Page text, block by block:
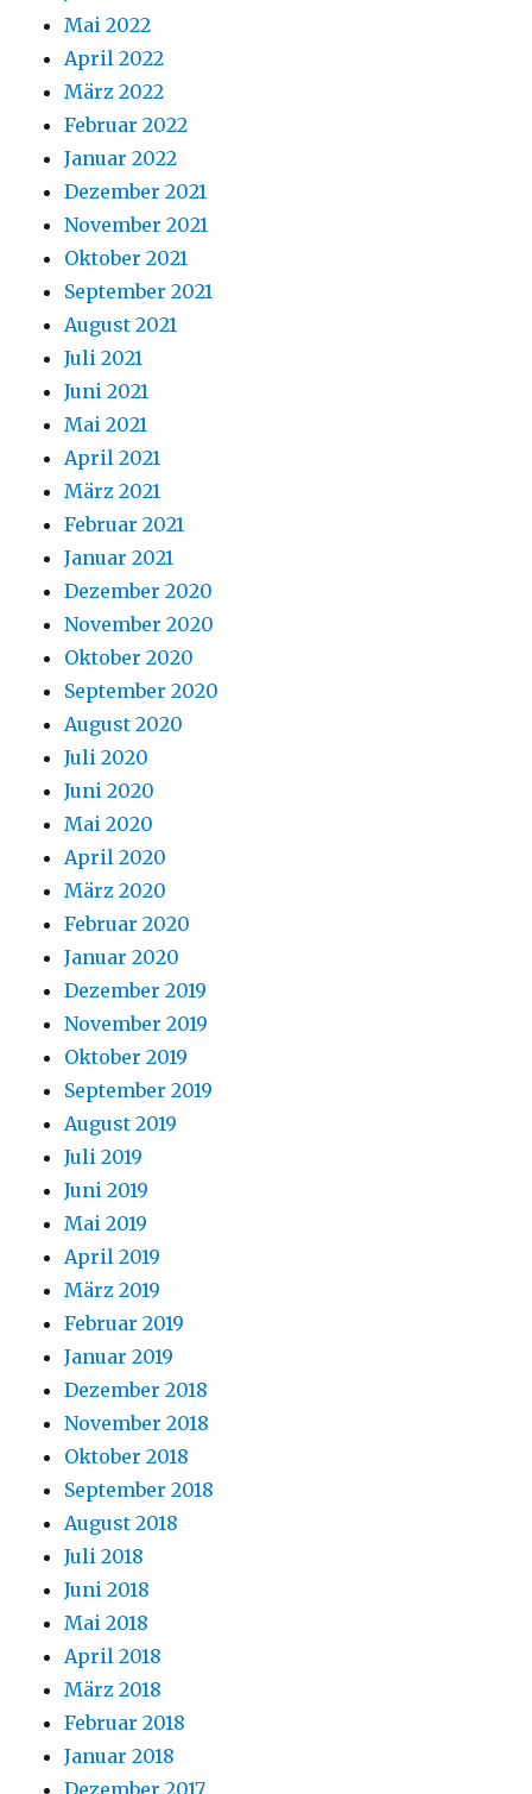
Mai 2022
April 2022
März 2022
Februar 2022
Januar 2022
Dezember 2021
November 2021
Oktober 2021
September 2021
August 2021
Juli 2021
Juni 2021
Mai 2021
April 2021
März 2021
Februar 2021
Januar 2021
Dezember 2020
November 2020
Oktober 2020
September 2020
August 2020
Juli 2020
Juni 2020
Mai 2020
April 2020
März 2020
Februar 2020
Januar 2020
Dezember 2019
November 2019
Oktober 2019
September 2019
August 2019
Juli 2019
Juni 2019
Mai 2019
April 2019
März 2019
Februar 2019
Januar 2019
Dezember 2018
November 2018
Oktober 2018
September 2018
August 2018
Juli 2018
Juni 2018
Mai 2018
April 2018
März 2018
Februar 2018
Januar 2018